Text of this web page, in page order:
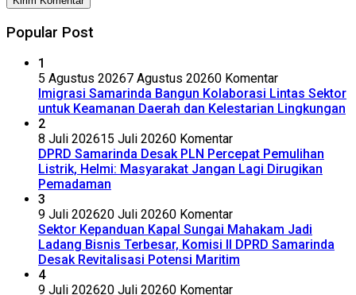
Popular Post
1
5 Agustus 20267 Agustus 20260 Komentar
Imigrasi Samarinda Bangun Kolaborasi Lintas Sektor
untuk Keamanan Daerah dan Kelestarian Lingkungan
2
8 Juli 202615 Juli 20260 Komentar
DPRD Samarinda Desak PLN Percepat Pemulihan
Listrik, Helmi: Masyarakat Jangan Lagi Dirugikan
Pemadaman
3
9 Juli 202620 Juli 20260 Komentar
Sektor Kepanduan Kapal Sungai Mahakam Jadi
Ladang Bisnis Terbesar, Komisi II DPRD Samarinda
Desak Revitalisasi Potensi Maritim
4
9 Juli 202620 Juli 20260 Komentar